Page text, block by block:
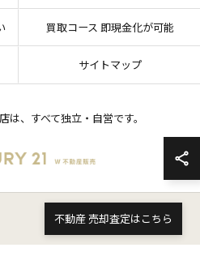
不動産 売却査定はこちら
買取コース 即現金化が可能
サイトマップ
は、すべて独立・自営です。
センチュリー21 W不動産販売 ALL RIGHTS